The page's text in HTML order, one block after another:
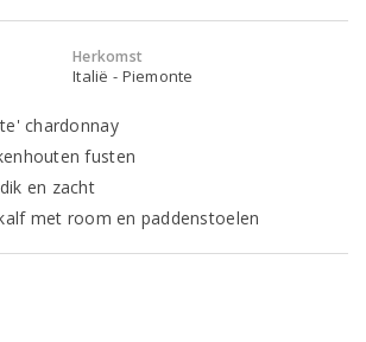
Herkomst
Italië - Piemonte
chardonnay
fusten
en zacht
met room en paddenstoelen